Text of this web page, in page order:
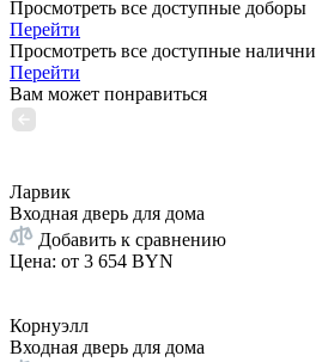
Просмотреть все доступные доборы
Перейти
Просмотреть все доступные
Перейти
Вам может понравиться
Ларвик
Входная дверь для дома
Добавить к сравнению
Цена: от 3 654 BYN
Корнуэлл
Входная дверь для дома